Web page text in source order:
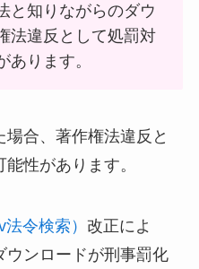
と知りながらのダウ
法違反として処罰対
あります。
合、著作権法違反と
性があります。
令検索） 改正によ
ウンロードが刑事罰化